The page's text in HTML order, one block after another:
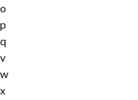
o
p
q
v
w
x